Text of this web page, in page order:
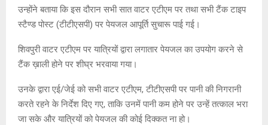
उन्होंने बताया कि इस दौरान सभी सात वाटर एटीएम पर तथा सभी टैंक टाइप
स्टैण्ड पोस्ट (टीटीएसपी) पर पेयजल आपूर्ति सुचारू पाई गई।
शिवपुरी वाटर एटीएम पर यात्रियों द्वारा लगातार पेयजल का उपयोग करने से
टैंक ख़ाली होने पर शीघ्र भरवाया गया।
उनके द्वारा एई/जेई को सभी वाटर एटीएम, टीटीएसपी पर पानी की निगरानी
करते रहने के निर्देश दिए गए, ताकि उनमें पानी कम होने पर उन्हें तत्काल भरा
जा सके और यात्रियों को पेयजल की कोई दिक्कत ना हो।